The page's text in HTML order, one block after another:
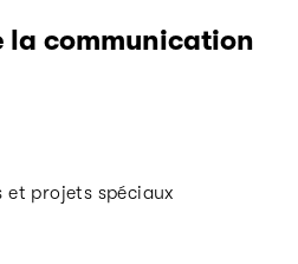
la communication
et projets spéciaux